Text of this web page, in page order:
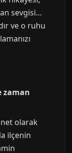
sevgisi…
ve o ruhu
zaman
net olarak
ilçenin